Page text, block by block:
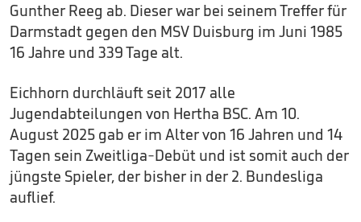
Gunther Reeg ab. Dieser war bei seinem Treffer für
Darmstadt gegen den MSV Duisburg im Juni 1985
16 Jahre und 339 Tage alt.
Eichhorn durchläuft seit 2017 alle
Jugendabteilungen von Hertha BSC. Am 10.
August 2025 gab er im Alter von 16 Jahren und 14
Tagen sein Zweitliga-Debüt und ist somit auch der
jüngste Spieler, der bisher in der 2. Bundesliga
auflief.